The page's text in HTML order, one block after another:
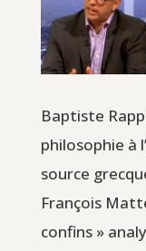
Baptiste
philosophie à
source
François
confins »